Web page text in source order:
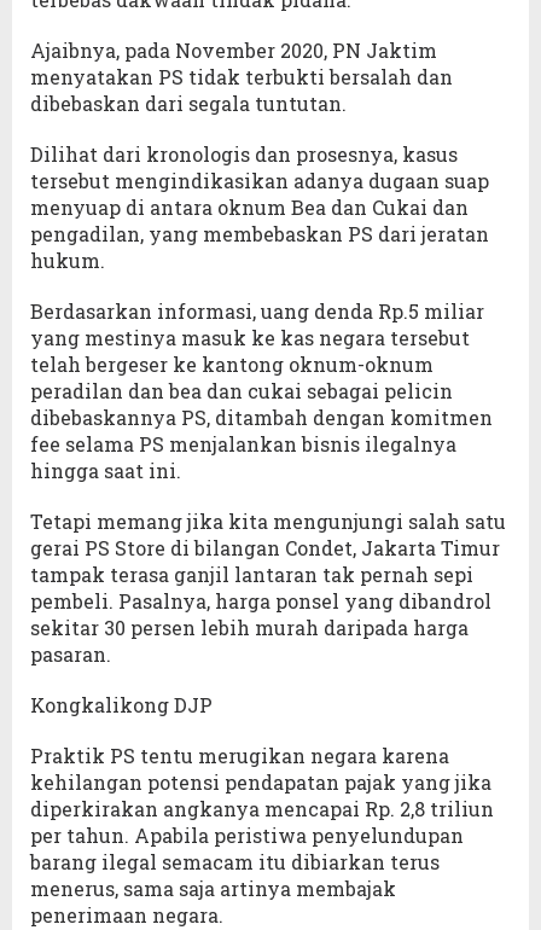
Ajaibnya, pada November 2020, PN Jaktim
menyatakan PS tidak terbukti bersalah dan
dibebaskan dari segala tuntutan.
Dilihat dari kronologis dan prosesnya, kasus
tersebut mengindikasikan adanya dugaan suap
menyuap di antara oknum Bea dan Cukai dan
pengadilan, yang membebaskan PS dari jeratan
hukum.
Berdasarkan informasi, uang denda Rp.5 miliar
yang mestinya masuk ke kas negara tersebut
telah bergeser ke kantong oknum-oknum
peradilan dan bea dan cukai sebagai pelicin
dibebaskannya PS, ditambah dengan komitmen
fee selama PS menjalankan bisnis ilegalnya
hingga saat ini.
Tetapi memang jika kita mengunjungi salah satu
gerai PS Store di bilangan Condet, Jakarta Timur
tampak terasa ganjil lantaran tak pernah sepi
pembeli. Pasalnya, harga ponsel yang dibandrol
sekitar 30 persen lebih murah daripada harga
pasaran.
Kongkalikong DJP
Praktik PS tentu merugikan negara karena
kehilangan potensi pendapatan pajak yang jika
diperkirakan angkanya mencapai Rp. 2,8 triliun
per tahun. Apabila peristiwa penyelundupan
barang ilegal semacam itu dibiarkan terus
menerus, sama saja artinya membajak
penerimaan negara.